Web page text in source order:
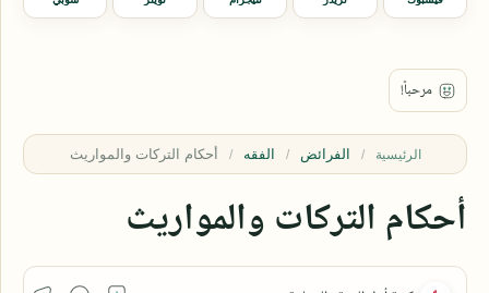
الرئيسية الفرائض الفقه
أحكام التركات والمواريث